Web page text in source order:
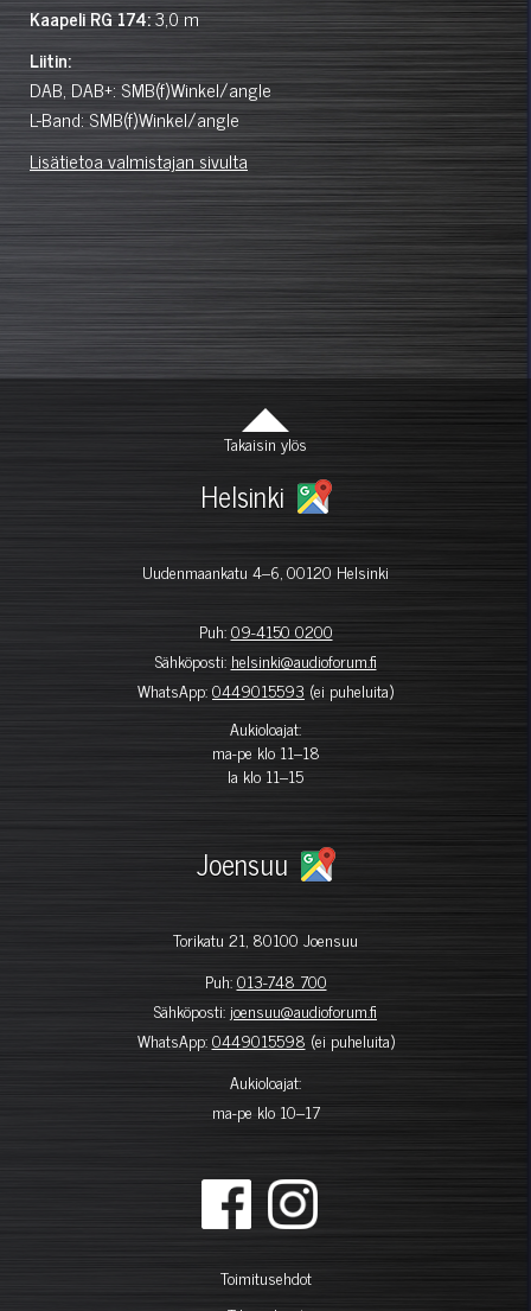
Kaapeli RG 174:3,0 m
Liitin:
DAB, DAB+: SMB(f)Winkel/angle
L-Band: SMB(f)Winkel/angle
Lisätietoa valmistajan sivulta
Takaisin ylös
Helsinki
Uudenmaankatu 4–6, 00120 Helsinki
Puh:09-4150 0200
Sähköposti: helsinki@audioforum.fi
WhatsApp:0449015593 (ei puheluita)
Aukioloajat:
ma-pe klo 11–18
la klo 11–15
Joensuu
Torikatu 21, 80100 Joensuu
Puh:013-748 700
Sähköposti: joensuu@audioforum.fi
WhatsApp:0449015598 (ei puheluita)
Aukioloajat:
ma-pe klo 10–17
Toimitusehdot